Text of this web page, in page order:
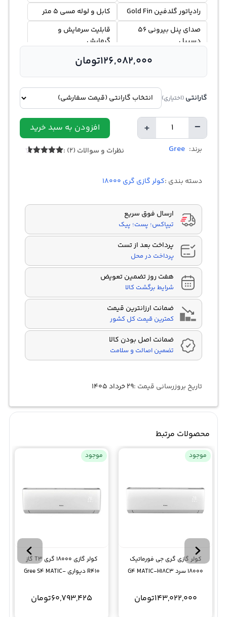
رادیاتور گلدفین Gold Fin
کابل و لوله مسی 5 متر
صدای پنل بیرونی 56
دسیبل
قابلیت سرمایش و
گرمایش
126,082,000تومان
گارانتی (اختیاری)
−
تعداد + افزودن به سبد خرید
برند: Gree نظرات و سوالات (2) :
دسته بندی :کولر گازی گری ۱۸۰۰۰
ارسال فوق سریع
تیپاکس؛ پست؛ پیک
پرداخت بعد از تست
پرداخت در محل
هفت روز تضمین تعویض
شرایط برگشت کالا
ضمانت ارزانترین قیمت
کمترین قیمت کل کشور
ضمانت اصل بودن کالا
تضمین اصالت و سلامت
تاریخ بروزرسانی قیمت :۲۹ خرداد ۱۴۰۵
محصولات مرتبط
موجود
کولر گازی گری جی فورماتیک
18000 سرد G4 MATIC-H18C3
143,022,000تومان
موجود
کولر گازی 18000 گری T3 گاز
R410 دیواری Gree S4 MATIC-
60,793,425تومان